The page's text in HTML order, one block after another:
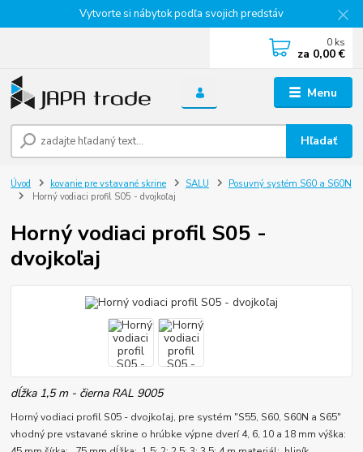
Vytvorte si nábytok podľa svojich predstáv
Menu
Hľadať
0 ks
za 0,00 €
Úvod kovanie pre vstavané skrine SALU
Posuvný systém S60 a S60N
Horný vodiaci profil S05 - dvojkoľaj
Horný vodiaci profil S05 -
dvojkoľaj
dĺžka 1,5 m - čierna RAL 9005
Horný vodiaci profil S05 - dvojkoľaj, pre systém "S55, S60, S60N a S65"
vhodný pre vstavané skrine o hrúbke výpne dverí 4, 6, 10 a 18 mm výška: